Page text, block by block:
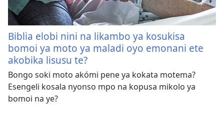
Biblia elobi nini na likambo ya kosukisa
bomoi ya moto ya maladi oyo emonani ete
akobika lisusu te?
Bongo soki moto akómi pene ya kokata motema?
Esengeli kosala nyonso mpo na kopusa mikolo ya
bomoi na ye?